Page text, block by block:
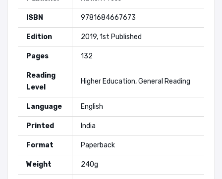
ISBN 9781684667673
Edition 2019, 1st Published
Pages 132
Reading
Level
Higher Education, General Reading
Language English
Printed India
Format Paperback
Weight 240g